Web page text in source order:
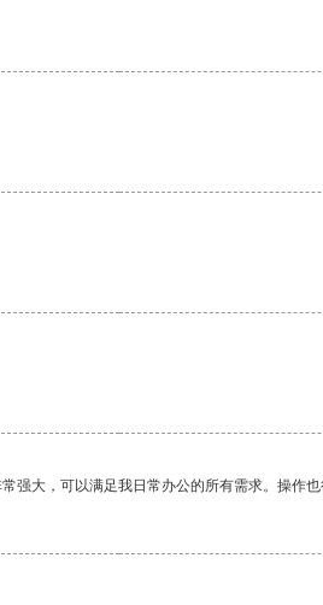
大，可以满足我日常办公的所有需求。操作也